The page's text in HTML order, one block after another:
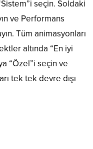
seçin. Soldaki
ve Performans
Tüm animasyonları
altında “En iyi
“Özel”i seçin ve
tek tek devre dışı